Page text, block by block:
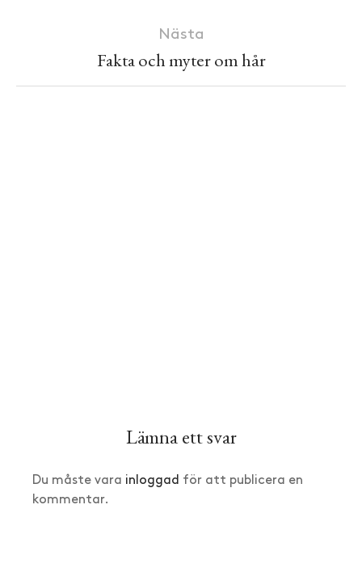
Nästa
Fakta och myter om hår
Lämna ett svar
Du måste vara inloggad för att publicera en
kommentar.